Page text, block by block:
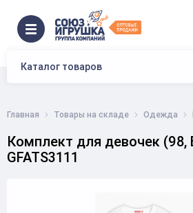
Каталог товаров
Главная Товары на складе Одежда
Комплект для девочек (98,
GFATS3111